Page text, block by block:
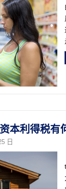
本利得税有
日